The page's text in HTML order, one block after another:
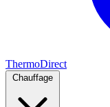
ThermoDirect